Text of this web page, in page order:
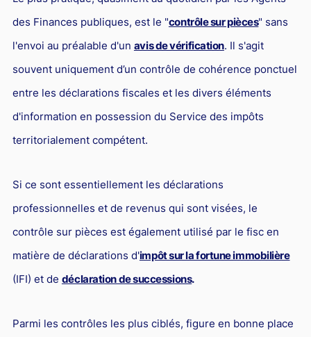
L'industrie
Droit aérien
Droit de l'environnement et des énergies renouvelables
Transport
Restructuration d'entreprise
Droit et Fiscalité du marché de l'Art
Responsabilité Sociétale des Entreprises (R.S.E)
des Finances publiques, est le "contrôle sur pièces" sans
l'envoi au préalable d'un avis de vérification. Il s'agit
souvent uniquement d’un contrôle de cohérence ponctuel
entre les déclarations fiscales et les divers éléments
d'information en possession du Service des impôts
territorialement compétent.
Si ce sont essentiellement les déclarations
professionnelles et de revenus qui sont visées, le
contrôle sur pièces est également utilisé par le fisc en
matière de déclarations d'impôt sur la fortune immobilière
(IFI) et de déclaration de successions.
Parmi les contrôles les plus ciblés, figure en bonne place